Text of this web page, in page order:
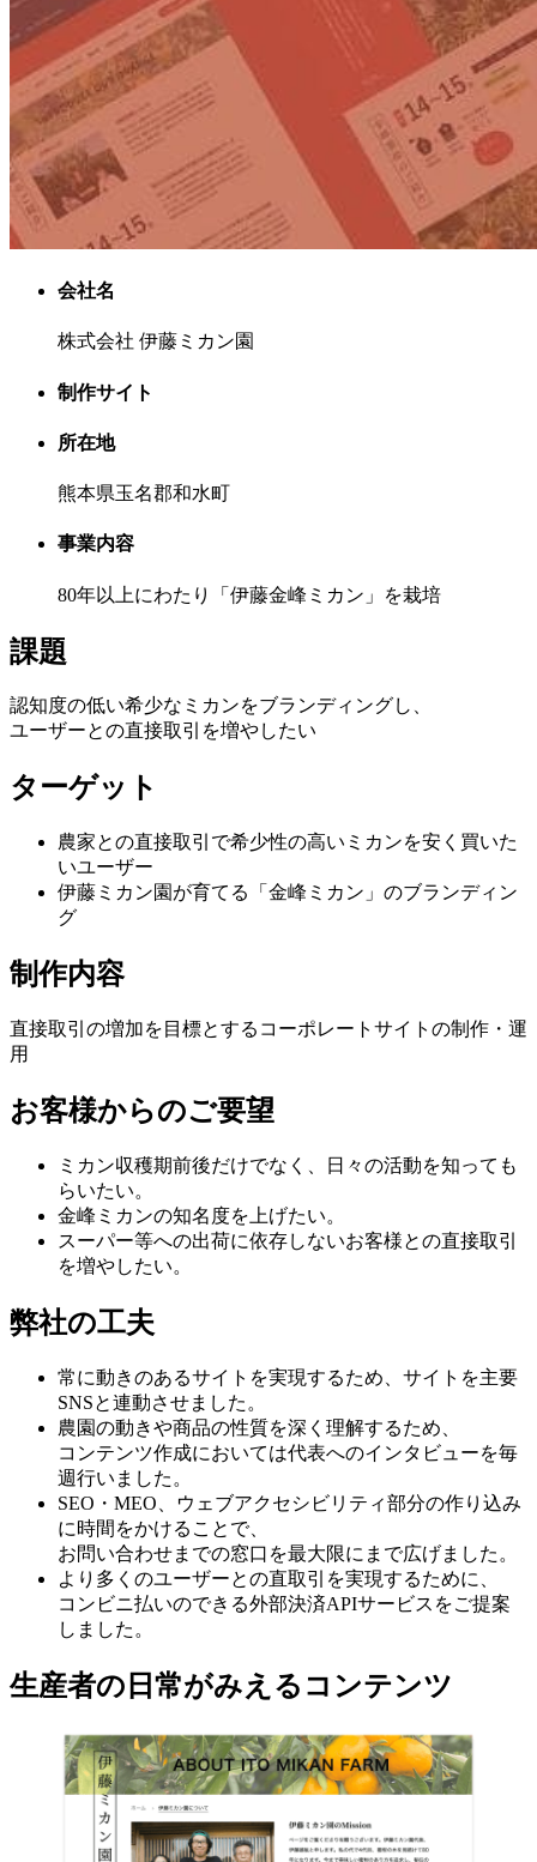
会社名
株式会社 伊藤ミカン園
制作サイト
所在地
熊本県玉名郡和水町
事業内容
80年以上にわたり「伊藤金峰ミカン」を栽培
課題
認知度の低い希少なミカンをブランディングし、
ユーザーとの直接取引を増やしたい
ターゲット
農家との直接取引で希少性の高いミカンを安く買いた
いユーザー
伊藤ミカン園が育てる「金峰ミカン」のブランディン
グ
制作内容
直接取引の増加を目標とするコーポレートサイトの制作・運
用
お客様からのご要望
ミカン収穫期前後だけでなく、日々の活動を知っても
らいたい。
金峰ミカンの知名度を上げたい。
スーパー等への出荷に依存しないお客様との直接取引
を増やしたい。
弊社の工夫
常に動きのあるサイトを実現するため、サイトを主要
SNSと連動させました。
農園の動きや商品の性質を深く理解するため、
コンテンツ作成においては代表へのインタビューを毎
週行いました。
SEO・MEO、ウェブアクセシビリティ部分の作り込み
に時間をかけることで、
お問い合わせまでの窓口を最大限にまで広げました。
より多くのユーザーとの直取引を実現するために、
コンビニ払いのできる外部決済APIサービスをご提案
しました。
生産者の日常がみえるコンテンツ